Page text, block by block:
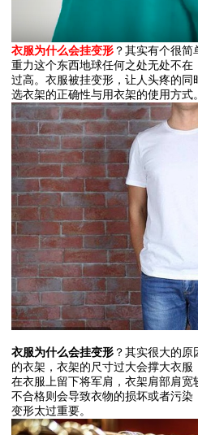
衣服为什么会挂变形 ？其实有个很
重力这个东西地球任何之处无处不
过高。衣服被挂变形，让人头疼的同
选衣架的正确性与用衣架的使用方式。
衣服为什么会挂变形 ？其实很大的
的衣架，衣架的尺寸过大会撑大衣
在衣服上留下将军肩，衣架肩部肩
不合格则会导致衣物的损坏或者污
变形太过重要。